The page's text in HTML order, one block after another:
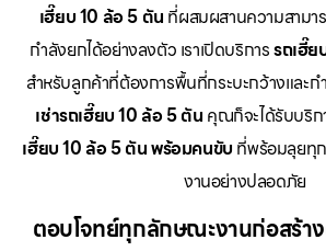
เฮี๊ยบ 10 ล้อ 5 ตัน ที่ผสมผสานความสามา
กำลังยกได้อย่างลงตัว เราเปิดบริการรถเฮี๊ย
สำหรับลูกค้าที่ต้องการพื้นที่กระบะกว้างและ
เช่ารถเฮี๊ยบ 10 ล้อ 5 ตัน คุณก็จะได้รับบริ
เฮี๊ยบ 10 ล้อ 5 ตัน พร้อมคนขับ ที่พร้อมลุยทุ
งานอย่างปลอดภัย
ตอบโจทย์ทุกลักษณะงานก่อสร้า